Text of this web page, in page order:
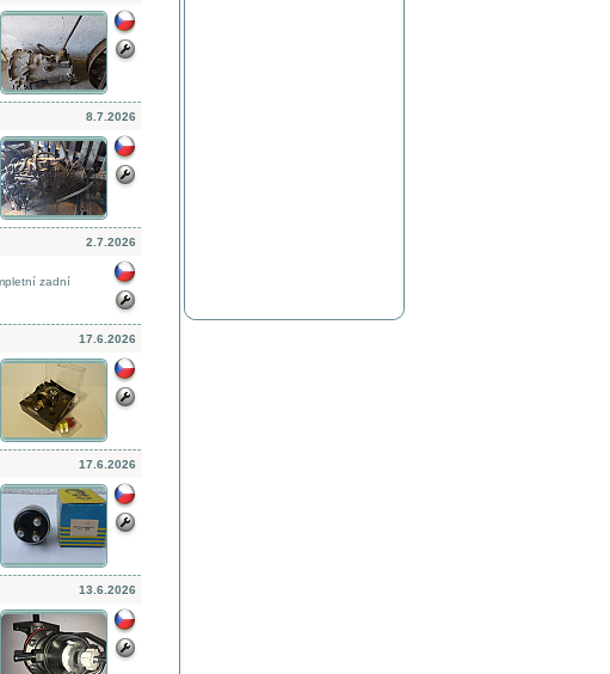
8.7.2026
2.7.2026
zadní
17.6.2026
17.6.2026
13.6.2026